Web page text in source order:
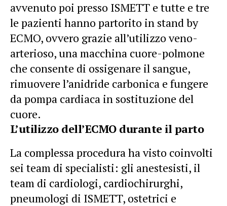
avvenuto poi presso ISMETT e tutte e tre
le pazienti hanno partorito in stand by
ECMO, ovvero grazie all’utilizzo veno-
arterioso, una macchina cuore-polmone
che consente di ossigenare il sangue,
rimuovere l’anidride carbonica e fungere
da pompa cardiaca in sostituzione del
cuore.
L’utilizzo dell’ECMO durante il parto
La complessa procedura ha visto coinvolti
sei team di specialisti: gli anestesisti, il
team di cardiologi, cardiochirurghi,
pneumologi di ISMETT, ostetrici e